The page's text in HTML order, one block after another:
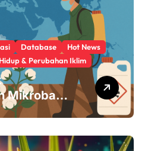
Database
Hot News
& Perubahan Iklim
Mikroba